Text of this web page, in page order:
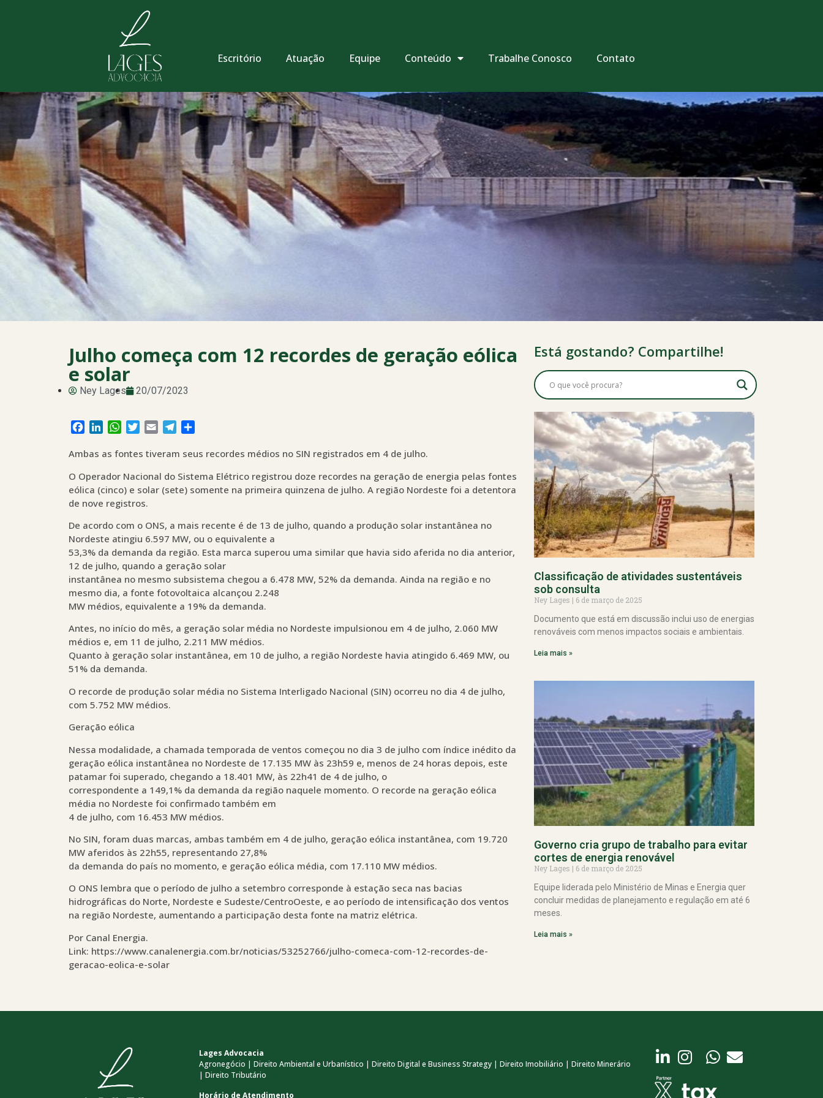
Escritório Atuação Equipe Conteúdo Trabalhe Conosco Contato
Julho começa com 12 recordes de geração eólica
e solar
Ney Lages 20/07/2023
Facebook
LinkedInWhatsApp
Twitter
Email Telegram
Ambas as fontes tiveram seus recordes médios no SIN registrados em 4 de julho.
O Operador Nacional do Sistema Elétrico registrou doze recordes na geração de energia pelas fontes
eólica (cinco) e solar (sete) somente na primeira quinzena de julho. A região Nordeste foi a detentora
de nove registros.
De acordo com o ONS, a mais recente é de 13 de julho, quando a produção solar instantânea no
Nordeste atingiu 6.597 MW, ou o equivalente a
53,3% da demanda da região. Esta marca superou uma similar que havia sido aferida no dia anterior,
12 de julho, quando a geração solar
instantânea no mesmo subsistema chegou a 6.478 MW, 52% da demanda. Ainda na região e no
mesmo dia, a fonte fotovoltaica alcançou 2.248
MW médios, equivalente a 19% da demanda.
Antes, no início do mês, a geração solar média no Nordeste impulsionou em 4 de julho, 2.060 MW
médios e, em 11 de julho, 2.211 MW médios.
Quanto à geração solar instantânea, em 10 de julho, a região Nordeste havia atingido 6.469 MW, ou
51% da demanda.
O recorde de produção solar média no Sistema Interligado Nacional (SIN) ocorreu no dia 4 de julho,
com 5.752 MW médios.
Geração eólica
Nessa modalidade, a chamada temporada de ventos começou no dia 3 de julho com índice inédito da
geração eólica instantânea no Nordeste de 17.135 MW às 23h59 e, menos de 24 horas depois, este
patamar foi superado, chegando a 18.401 MW, às 22h41 de 4 de julho, o
correspondente a 149,1% da demanda da região naquele momento. O recorde na geração eólica
média no Nordeste foi confirmado também em
4 de julho, com 16.453 MW médios.
No SIN, foram duas marcas, ambas também em 4 de julho, geração eólica instantânea, com 19.720
MW aferidos às 22h55, representando 27,8%
da demanda do país no momento, e geração eólica média, com 17.110 MW médios.
O ONS lembra que o período de julho a setembro corresponde à estação seca nas bacias
hidrográficas do Norte, Nordeste e Sudeste/CentroOeste, e ao período de intensificação dos ventos
na região Nordeste, aumentando a participação desta fonte na matriz elétrica.
Por Canal Energia.
Link: https://www.canalenergia.com.br/noticias/53252766/julho-comeca-com-12-recordes-de-
geracao-eolica-e-solar
Está gostando? Compartilhe!
Classificação de atividades sustentáveis
sob consulta
Ney Lages
6 de março de 2025
Documento que está em discussão inclui uso de energias
renováveis com menos impactos sociais e ambientais.
Leia mais »
Governo cria grupo de trabalho para evitar
cortes de energia renovável
Ney Lages
6 de março de 2025
Equipe liderada pelo Ministério de Minas e Energia quer
concluir medidas de planejamento e regulação em até 6
meses.
Leia mais »
Lages Advocacia
Agronegócio | Direito Ambiental e Urbanístico | Direito Digital e Business Strategy | Direito Imobiliário | Direito Minerário
| Direito Tributário
Horário de Atendimento